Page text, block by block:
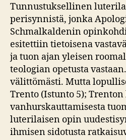
Tunnustuksellinen
perisynnistä, jonka
Schmalkaldenin
esitettiin tietoisena
ja tuon ajan yleisen
teologian opetusta
välittömästi. Mutta
Trento (Istunto 5);
vanhurskauttamisesta
luterilaisen opin
ihmisen sidotusta